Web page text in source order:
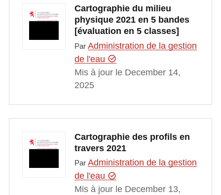
Cartographie du milieu
physique 2021 en 5 bandes
[évaluation en 5 classes]
Par Administration de la gestion
de l'eau
Mis à jour le December 14,
2025
Cartographie des profils en
travers 2021
Par Administration de la gestion
de l'eau
Mis à jour le December 13,